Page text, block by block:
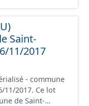
les pièces
le PADD, le
les
et les données
les documents
point de vue
Saint-
11/2017
- commune
Ce lot
de Saint-